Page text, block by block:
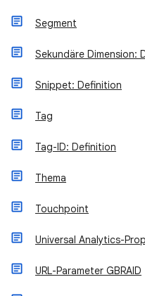
Segment
Sekundäre Dimension:
Snippet: Definition
Tag
Tag-ID: Definition
Thema
Touchpoint
Universal Analytics-
URL-Parameter GBRAID